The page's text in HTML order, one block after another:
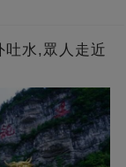
吐水,眾人走近